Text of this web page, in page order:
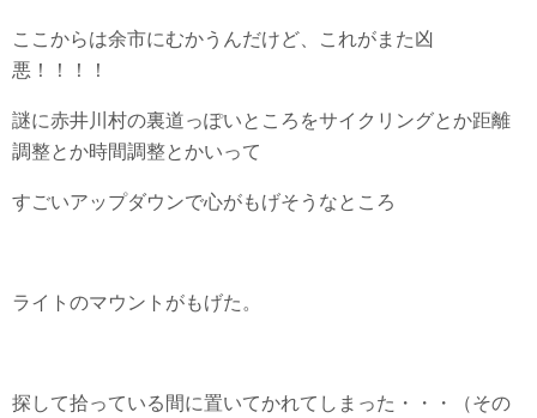
ここからは余市にむかうんだけど、これがまた凶
悪！！！！
謎に赤井川村の裏道っぽいところをサイクリングとか距離
調整とか時間調整とかいって
すごいアップダウンで心がもげそうなところ
ライトのマウントがもげた。
探して拾っている間に置いてかれてしまった・・・（その